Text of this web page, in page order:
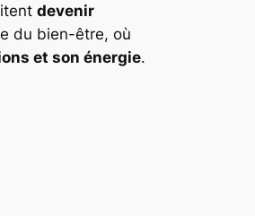
devenir
du bien-être, où
et son énergie.